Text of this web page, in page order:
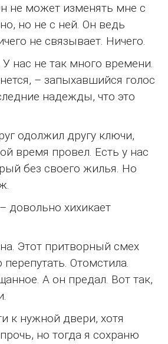
не может изменять мне с
но не с ней. Он ведь
не связывает. Ничего.
нас не так много времени.
– запыхавшийся голос
надежды, что это
одолжил другу ключи,
время провел. Есть у нас
без своего жилья. Но
довольно хихикает
Этот притворный смех
Отомстила.
А он предал. Вот так,
к нужной двери, хотя
но тогда я сохраню